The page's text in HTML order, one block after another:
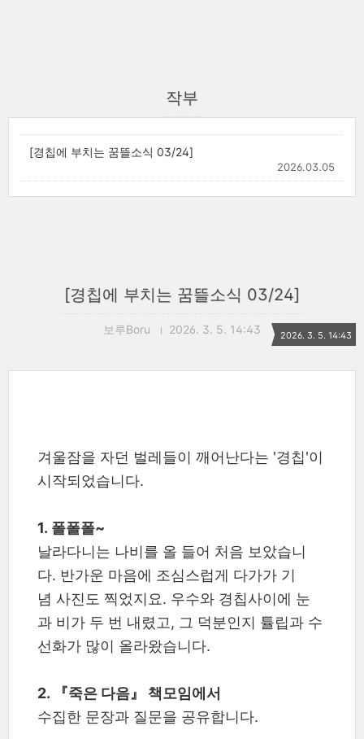
작부
[경칩에 부치는 꿈뜰소식 03/24]
2026.03.05
[경칩에 부치는 꿈뜰소식 03/24]
보루Boru 2026. 3. 5. 14:43 2026. 3. 5. 14:43
겨울잠을 자던 벌레들이 깨어난다는 '경칩'이
시작되었습니다.
1. 폴폴폴~
날라다니는 나비를 올 들어 처음 보았습니
다. 반가운 마음에 조심스럽게 다가가 기
념 사진도 찍었지요. 우수와 경칩사이에 눈
과 비가 두 번 내렸고, 그 덕분인지 튤립과 수
선화가 많이 올라왔습니다.
2. 『죽은 다음』 책모임에서
수집한 문장과 질문을 공유합니다.